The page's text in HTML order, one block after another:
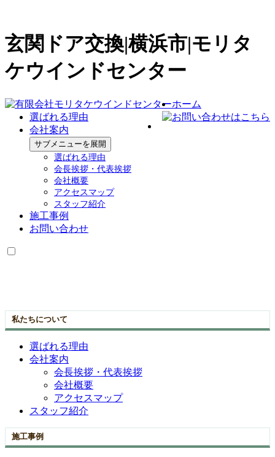
玄関ドア交換|横浜市|モリタ
ケウインドセンター
ホーム
選ばれる理由
会社案内
サブメニューを展開
選ばれる理由
会長挨拶・代表挨拶
会社概要
アクセスマップ
スタッフ紹介
施工事例
お問い合わせ
私たちについて
選ばれる理由
会社案内
会長挨拶・代表挨拶
会社概要
アクセスマップ
スタッフ紹介
施工事例